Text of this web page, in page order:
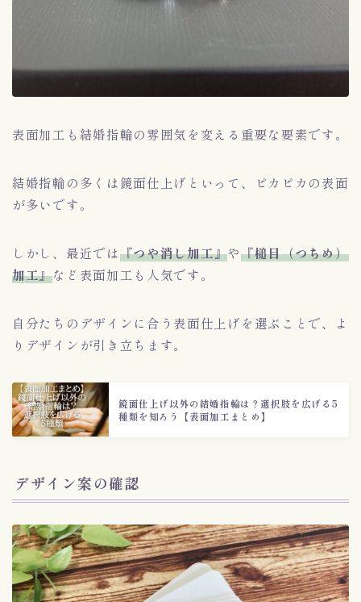
表面加工も結婚指輪の雰囲気を変える重要な要素です。
結婚指輪の多くは鏡面仕上げといって、ピカピカの表面
が多いです。
しかし、最近では『つや消し加工』や『槌目（つちめ）
加工』など表面加工も人気です。
自分たちのデザインに合う表面仕上げを選ぶことで、よ
りデザインが引き立ちます。
鏡面仕上げ以外の結婚指輪は？選択肢を広げる5
種類を知ろう【表面加工まとめ】
デザイン案の確認